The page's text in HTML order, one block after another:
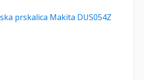
prskalica Makita DUS054Z